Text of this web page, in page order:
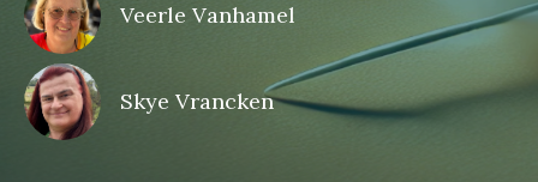
Veerle Vanhamel
Skye Vrancken